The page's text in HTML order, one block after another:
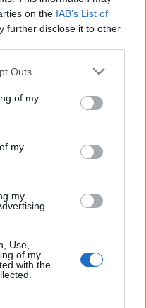
on the IAB’s List of
further disclose it to other
one or more Google
You may click to
its third-party tags to
in below Google
Outs
of my
my
my
Use,
of my
with the
σας
η πιο Εύκολη
σε 2
σημαντικές